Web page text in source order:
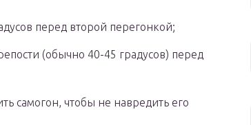
перед второй перегонкой;
(обычно 40-45 градусов) перед
самогон, чтобы не навредить его